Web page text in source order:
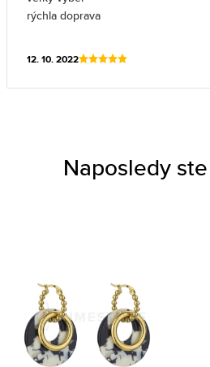
rýchla doprava
12. 10. 2022
Naposledy